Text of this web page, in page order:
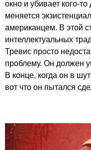
окно и убивает кого-
меняется
американцем. В этой
интеллектуальных
Тревис просто
проблему. Он должен
В конце, когда он в
вот что он пытался